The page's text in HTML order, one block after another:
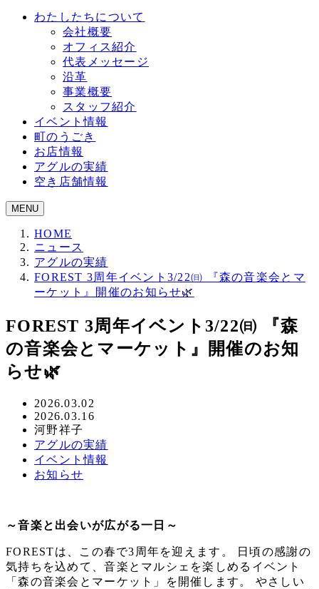
わたしたちについて
会社概要
オフィス紹介
代表メッセージ
沿革
事業概要
スタッフ紹介
イベント情報
町のうごき
お店情報
アグルの実績
空き店舗情報
MENU
HOME
ニュース
アグルの実績
FOREST 3周年イベント3/22㈰ 『森の音楽会とマ
ーケット』開催のお知らせ🌿
FOREST 3周年イベント3/22㈰ 『森
の音楽会とマーケット』開催のお知
らせ🌿
投
稿
日
2026.03.02
更
新
日
2026.03.16
著
者
河野祥子
カ
テ
ゴ
アグルの実績
カ
テ
ー
イベント情報
カ
リ
ー
お知らせ
～音楽と出会いが広がる一日～
FORESTは、この春で3周年を迎えます。 日頃の感謝の
気持ちを込めて、音楽とマルシェを楽しめるイベント
「森の音楽会とマーケット」を開催します。 やさしい